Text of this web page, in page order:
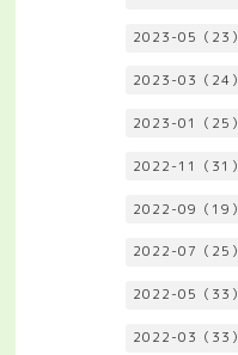
2023-05（23）
2023-03（24）
2023-01（25）
2022-11（31）
2022-09（19）
2022-07（25）
2022-05（33）
2022-03（33）